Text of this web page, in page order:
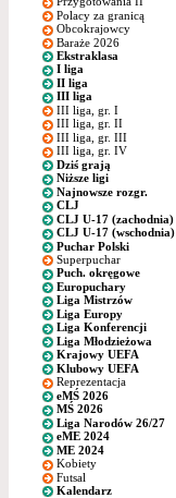
Polacy za granicą
Obcokrajowcy
Baraże 2026
Ekstraklasa
I liga
II liga
III liga
III liga, gr. I
III liga, gr. II
III liga, gr. III
III liga, gr. IV
Dziś grają
Niższe ligi
Najnowsze rozgr.
CLJ
CLJ U-17 (zachodnia)
CLJ U-17 (wschodnia)
Puchar Polski
Superpuchar
Puch. okręgowe
Europuchary
Liga Mistrzów
Liga Europy
Liga Konferencji
Liga Młodzieżowa
Krajowy UEFA
Klubowy UEFA
Reprezentacja
eMŚ 2026
MŚ 2026
Liga Narodów 26/27
eME 2024
ME 2024
Kobiety
Futsal
Kalendarz